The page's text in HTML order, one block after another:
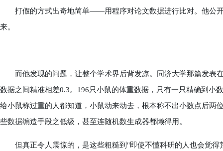
打假的方式出奇地简单——用程序对论文数据进行比对。他公开
来。
而他发现的问题，让整个学术界后背发凉。同济大学那篇发表
数据之间精准相差0.3。196只小鼠的体重数据，只有一只精确到
给小鼠称过重的人都知道，小鼠动来动去，根本称不出小数点后两
些数据编造手段之低级，甚至连随机数生成器都懒得用。
但真正令人震惊的，是这些粗糙到"即使不懂科研的人也会觉得